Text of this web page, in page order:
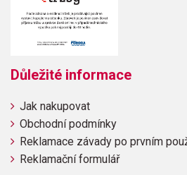
Důležité informace
Jak nakupovat
Obchodní podmínky
Reklamace závady po prvním
Reklamační formulář